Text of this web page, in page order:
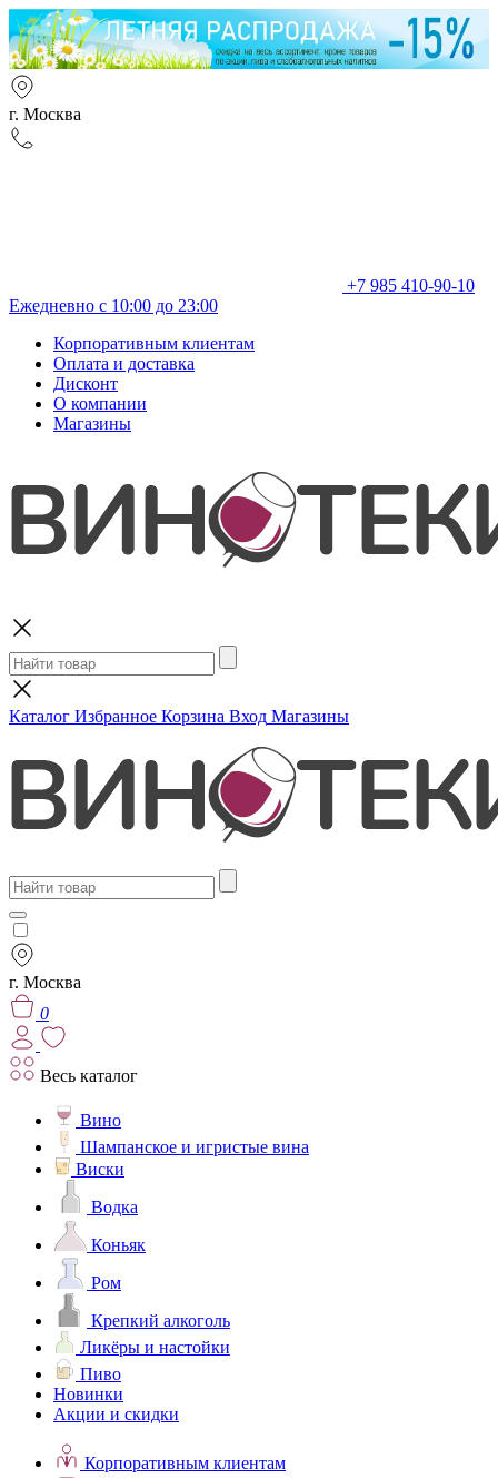
г. Москва
+7 985 410-90-10
Ежедневно с 10:00 до 23:00
Корпоративным клиентам
Оплата и доставка
Дисконт
О компании
Магазины
Каталог Избранное Корзина Вход Магазины
г. Москва
0
Весь каталог
Вино
Шампанское и игристые вина
Виски
Водка
Коньяк
Ром
Крепкий алкоголь
Ликёры и настойки
Пиво
Новинки
Акции и скидки
Корпоративным клиентам